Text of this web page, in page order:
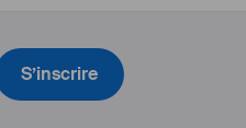
S’inscrire
toute la France ou